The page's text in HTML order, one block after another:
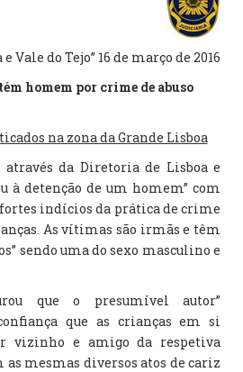
Vale do Tejo” 16 de março de 2016
homem por crime de abuso
na zona da Grande Lisboa
da Diretoria de Lisboa e
à detenção de um homem” com
fortes indícios da prática de crime
As vítimas são irmãs e têm
sendo uma do sexo masculino e
que o presumível autor”
que as crianças em si
vizinho e amigo da respetiva
mesmas diversos atos de cariz